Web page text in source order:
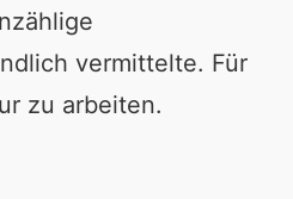
vermittelte. Für
zu arbeiten.